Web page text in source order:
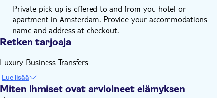
Private pick-up is offered to and from you hotel or
apartment in Amsterdam. Provide your accommodations
name and address at checkout.
Retken tarjoaja
Luxury Business Transfers
Lue lisää
Miten ihmiset ovat arvioineet elämyksen